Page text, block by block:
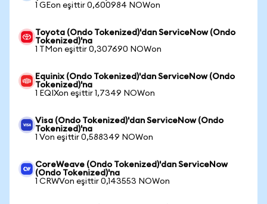
1 GEon eşittir 0,600984 NOWon
Toyota (Ondo Tokenized)'dan ServiceNow (Ondo
Tokenized)'na
1 TMon eşittir 0,307690 NOWon
Equinix (Ondo Tokenized)'dan ServiceNow (Ondo
Tokenized)'na
1 EQIXon eşittir 1,7349 NOWon
Visa (Ondo Tokenized)'dan ServiceNow (Ondo
Tokenized)'na
1 Von eşittir 0,588349 NOWon
CoreWeave (Ondo Tokenized)'dan ServiceNow
(Ondo Tokenized)'na
1 CRWVon eşittir 0,143553 NOWon